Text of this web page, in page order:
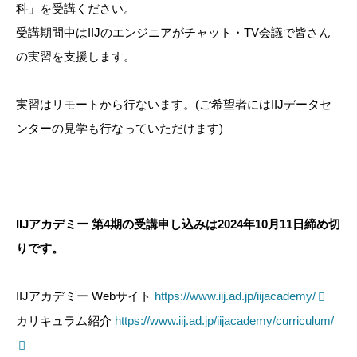
科」を受講ください。
受講期間中はIIJのエンジニアがチャット・TV会議で皆さん
の実習を支援します。
実習はリモートから行ないます。(ご希望者にはIIJデータセ
ンターの見学も行なっていただけます)
IIJアカデミー 第4期の受講申し込みは2024年10月11日締め切
りです。
IIJアカデミー Webサイト https://www.iij.ad.jp/iijacademy/
カリキュラム紹介 https://www.iij.ad.jp/iijacademy/curriculum/